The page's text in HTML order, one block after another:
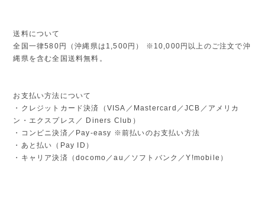
送料について
全国一律580円（沖縄県は1,500円） ※10,000円以上のご注文で沖
縄県を含む全国送料無料。
お支払い方法について
・クレジットカード決済（VISA／Mastercard／JCB／アメリカ
ン・エクスプレス／ Diners Club）
・コンビニ決済／Pay-easy ※前払いのお支払い方法
・あと払い（Pay ID）
・キャリア決済（docomo／au／ソフトバンク／Y!mobile）